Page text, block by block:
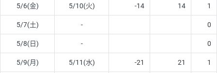
5/6(金) 5/10(火) -14 14 1
5/7(土) - 0
5/8(日) - 0
5/9(月) 5/11(水) -21 21 1